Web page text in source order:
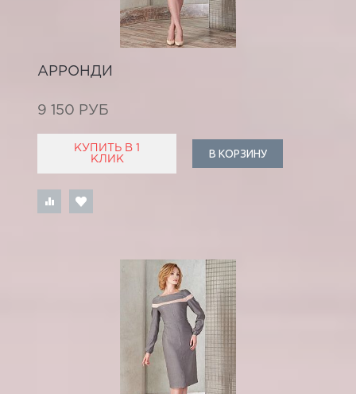
АРРОНДИ
9 150 РУБ
КУПИТЬ В 1
КЛИК
В КОРЗИНУ